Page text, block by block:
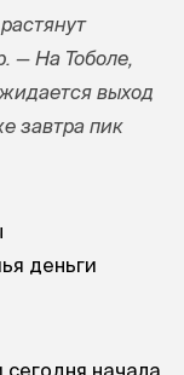
— На Тоболе,
выход
завтра пик
деньги
начала